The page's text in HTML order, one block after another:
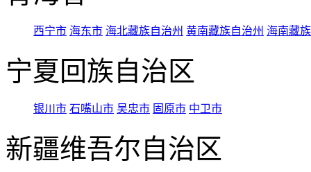
西宁市 海东市 海北藏族自治州 黄南藏族自治州 海南藏
宁夏回族自治区
银川市 石嘴山市 吴忠市 固原市 中卫市
新疆维吾尔自治区